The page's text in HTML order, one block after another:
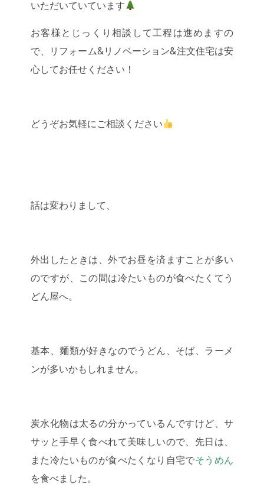
いただいていています
お客様とじっくり相談して工程は進めますの
で、リフォーム&リノベーション&注文住宅は安
心してお任せください！
どうぞお気軽にご相談ください
話は変わりまして、
外出したときは、外でお昼を済ますことが多い
のですが、この間は冷たいものが食べたくてう
どん屋へ。
基本、麺類が好きなのでうどん、そば、ラーメ
ンが多いかもしれません。
炭水化物は太るの分かっているんですけど、サ
サッと手早く食べれて美味しいので、先日は、
また冷たいものが食べたくなり自宅でそうめん
を食べました。